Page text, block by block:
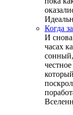
Когда
И
часах